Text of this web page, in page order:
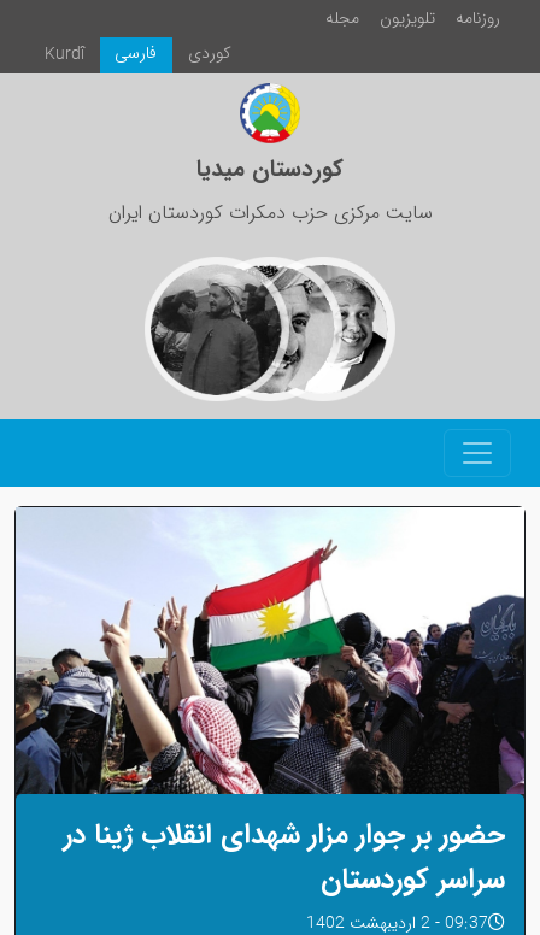
روزنامە تلویزیون
مجلە
Kurdî
فارسی كوردی
کوردستان میدیا
سایت مرکزی حزب دمکرات کوردستان ایران
حضور بر جوار مزار شهدای انقلاب ژینا در
سراسر کوردستان
09:37 - 2 اردیبهشت 1402